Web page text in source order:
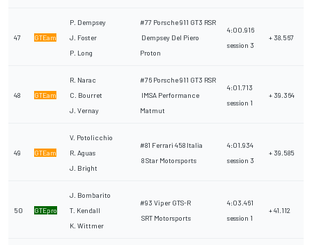
47 GTEam
P. Dempsey
J. Foster
P. Long
#77 Porsche 911 GT3 RSR
Dempsey Del Piero
Proton
4:00.916
session 3
+ 38.567
48 GTEam
R. Narac
C. Bourret
J. Vernay
#76 Porsche 911 GT3 RSR
IMSA Performance
Matmut
4:01.713
session 1
+ 39.364
49 GTEam
V. Potolicchio
R. Aguas
J. Bright
#81 Ferrari 458 Italia
8 Star Motorsports
4:01.934
session 3
+ 39.585
50 GTEpro
J. Bombarito
T. Kendall
K. Wittmer
#93 Viper GTS-R
SRT Motorsports
4:03.461
session 1
+ 41.112